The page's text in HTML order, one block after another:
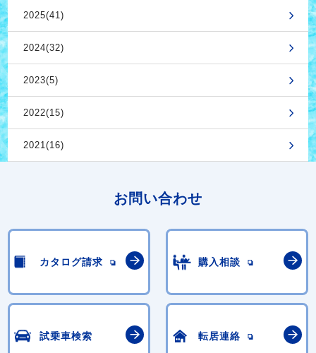
2025(41)
2024(32)
2023(5)
2022(15)
2021(16)
お問い合わせ
カタログ請求 購入相談
試乗車検索 転居連絡